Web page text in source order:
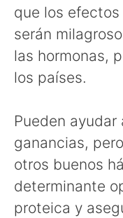
que los
serán
las hormonas,
los países.
Pueden
ganancias,
otros buenos
determinante
proteica y